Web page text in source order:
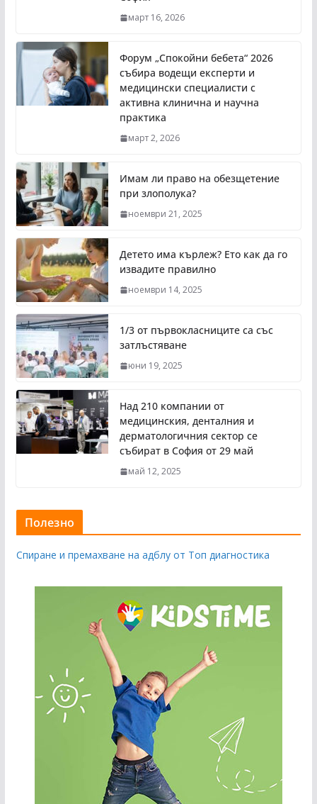
март 16, 2026
Форум „Спокойни бебета“ 2026
събира водещи експерти и
медицински специалисти с
активна клинична и научна
практика
март 2, 2026
Имам ли право на обезщетение
при злополука?
ноември 21, 2025
Детето има кърлеж? Ето как да го
извадите правилно
ноември 14, 2025
1/3 от първокласниците са със
затлъстяване
юни 19, 2025
Над 210 компании от
медицинския, денталния и
дерматологичния сектор се
събират в София от 29 май
май 12, 2025
Полезно
Спиране и премахване на адблу от Топ диагностика